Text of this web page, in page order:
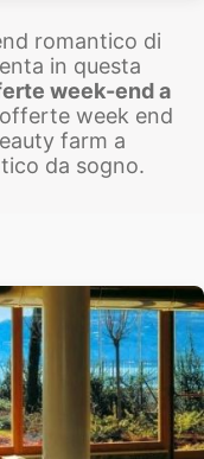
romantico di
in questa
week-end a
week end
farm a
da sogno.